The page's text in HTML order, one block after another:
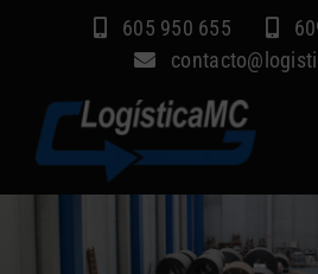
605 950 655
Servicios